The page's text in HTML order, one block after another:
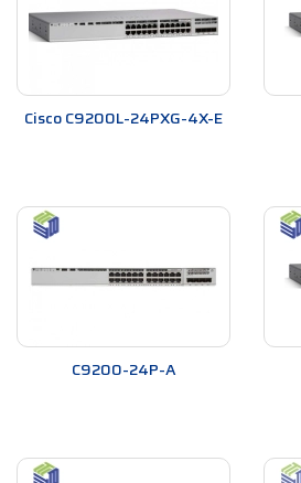
Cisco C9200L-24PXG-4X-E
C9200-24P-A